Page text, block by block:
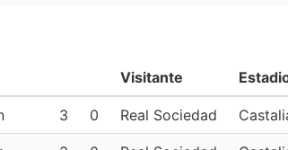
Visitante
3 0 Real Sociedad